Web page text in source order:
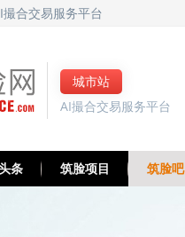
撮合交易服务平台
城市站
AI撮合交易服务平台
条 筑脸项目 筑脸吧